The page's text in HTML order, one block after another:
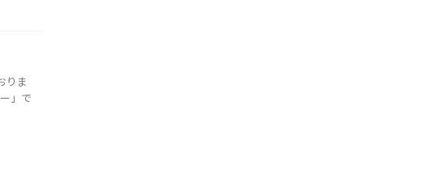
りま
」で